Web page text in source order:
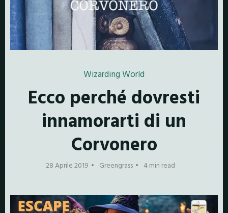
Wizarding World
Ecco perché dovresti
innamorarti di un
Corvonero
28 Aprile 2019 Greengrass 4 min read